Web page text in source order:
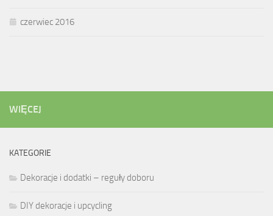
czerwiec 2016
WIĘCEJ
KATEGORIE
Dekoracje i dodatki – reguły doboru
DIY dekoracje i upcycling